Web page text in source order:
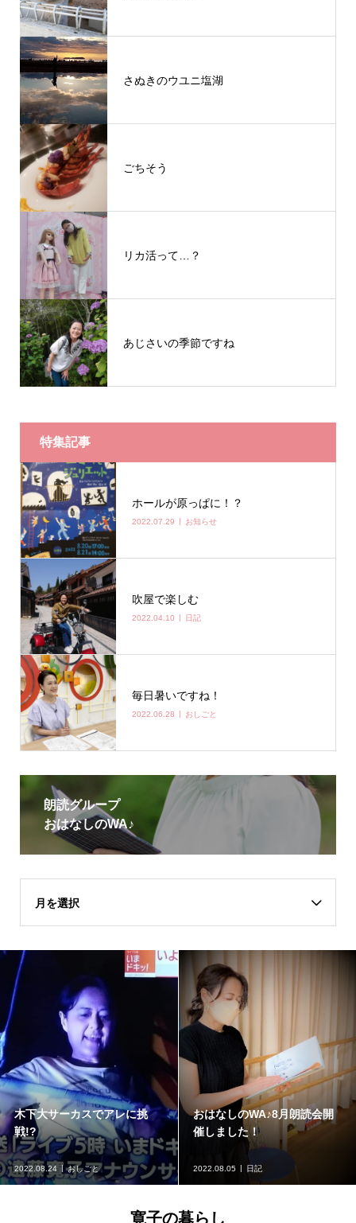
さぬきのウユニ塩湖
ごちそう
リカ活って…？
あじさいの季節ですね
特集記事
ホールが原っぱに！？
2022.07.29 お知らせ
吹屋で楽しむ
2022.04.10 日記
毎日暑いですね！
2022.06.28 おしごと
朗読グループ
おはなしのWA♪
月を選択
木下大サーカスでアレに挑
戦!?
2022.08.24 おしごと
おはなしのWA♪8月朗読会開
催しました！
2022.08.05 日記
寛子の暮らし